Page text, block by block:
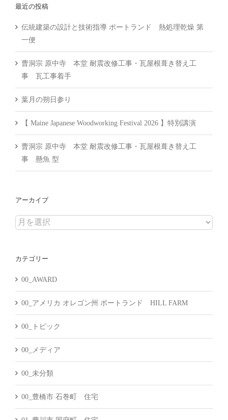
最近の投稿
伝統建築の設計と技術指導 ポートランド 熱処理乾燥 第
一便
曹洞宗 原中寺 本堂 耐震改修工事・瓦屋根葺き替え工
事 瓦工事着手
葉月の朔日参り
【 Maine Japanese Woodworking Festival 2026 】特別講演
曹洞宗 原中寺 本堂 耐震改修工事・瓦屋根葺き替え工
事 懸魚 型
アーカイブ
ア
イ
カテゴリー
00_AWARD
00_アメリカ オレゴン州 ポートランド HILL FARM
00_トピック
00_メディア
00_未分類
00_豊橋市 石巻町 住宅